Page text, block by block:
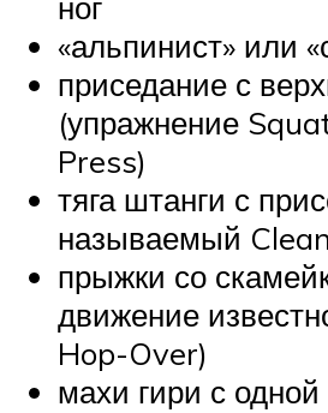
«альпинист» или
приседание с
(упражнение
Press)
тяга штанги с
называемый
прыжки со
движение
Hop-Over)
махи гири с одной